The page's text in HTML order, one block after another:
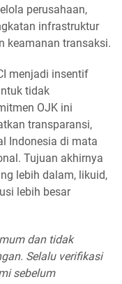
perusahaan,
infrastruktur
keamanan transaksi.
menjadi insentif
tidak
OJK ini
transparansi,
Indonesia di mata
Tujuan akhirnya
lebih dalam, likuid,
lebih besar
dan tidak
Selalu verifikasi
sebelum